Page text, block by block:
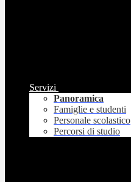
Servizi
Panoramica
Famiglie e studenti
Personale scolastico
Percorsi di studio